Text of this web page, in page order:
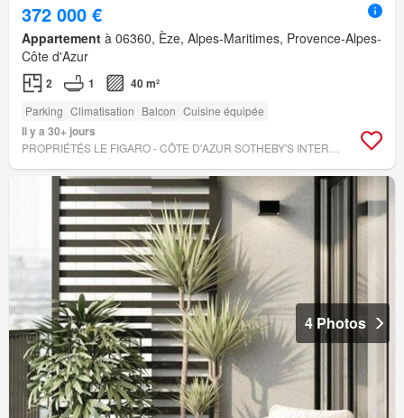
372 000 €
Appartement à 06360, Èze, Alpes-Maritimes, Provence-Alpes-
Côte d'Azur
2 1 40 m²
Parking Climatisation Balcon Cuisine équipée
Il y a 30+ jours
4 Photos